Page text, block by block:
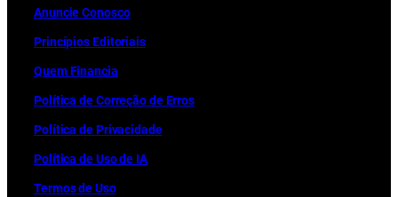
Anuncie Conosco
Princípios Editoriais
Quem Financia
Política de Correção de Erros
Política de Privacidade
Política de Uso de IA
Termos de Uso